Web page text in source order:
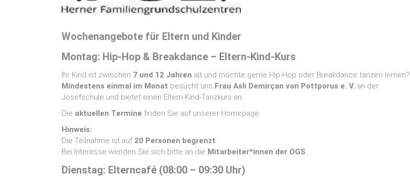
Wochenangebote für Eltern und Kinder
Montag: Hip‑Hop & Breakdance – Eltern‑Kind‑Kurs
Ihr Kind ist zwischen 7 und 12 Jahren alt und möchte gerne Hip‑Hop oder Breakdance tanzen lernen?
Mindestens einmal im Monat besucht uns Frau Asli Demirçan von Pottporus e. V. an der
Josefschule und bietet einen Eltern‑Kind‑Tanzkurs an.
Die aktuellen Termine finden Sie auf unserer Homepage.
Hinweis:
Die Teilnahme ist auf 20 Personen begrenzt
Bei Interesse wenden Sie sich bitte an die Mitarbeiter*innen der OGS
Dienstag: Elterncafé (08:00 – 09:30 Uhr)